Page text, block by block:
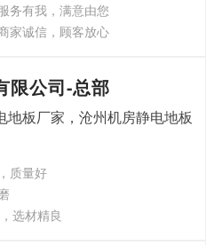
务有我，满意由您
家诚信，顾客放心
限公司-总部
板厂家，沧州机房静电地板
质量好
选材精良